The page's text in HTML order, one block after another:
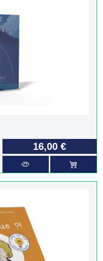
16,00 €